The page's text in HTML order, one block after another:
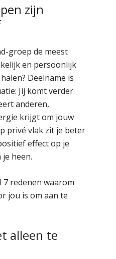
zijn
groep de meest
en persoonlijk
Deelname is
Jij komt verder
anderen,
krijgt om jouw
privé vlak zit je beter
effect op je
heen.
redenen waarom
jou is om aan te
alleen te